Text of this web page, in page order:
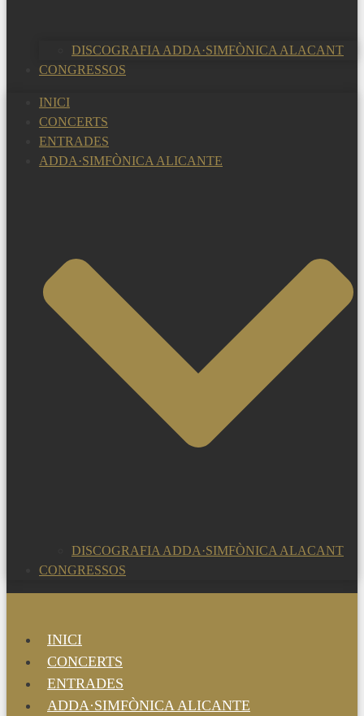
DISCOGRAFIA ADDA·SIMFÒNICA ALACANT
CONGRESSOS
INICI
CONCERTS
ENTRADES
ADDA·SIMFÒNICA ALICANTE
DISCOGRAFIA ADDA·SIMFÒNICA ALACANT
CONGRESSOS
INICI
CONCERTS
ENTRADES
ADDA·SIMFÒNICA ALICANTE